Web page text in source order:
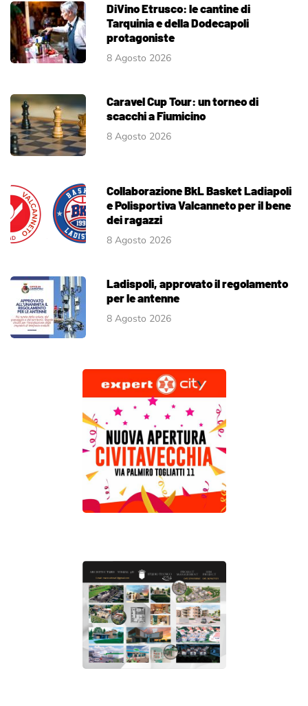
DiVino Etrusco: le cantine di
Tarquinia e della Dodecapoli
protagoniste
8 Agosto 2026
Caravel Cup Tour: un torneo di
scacchi a Fiumicino
8 Agosto 2026
Collaborazione BkL Basket Ladiapoli
e Polisportiva Valcanneto per il bene
dei ragazzi
8 Agosto 2026
Ladispoli, approvato il regolamento
per le antenne
8 Agosto 2026